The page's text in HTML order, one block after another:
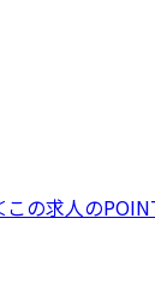
の求人の